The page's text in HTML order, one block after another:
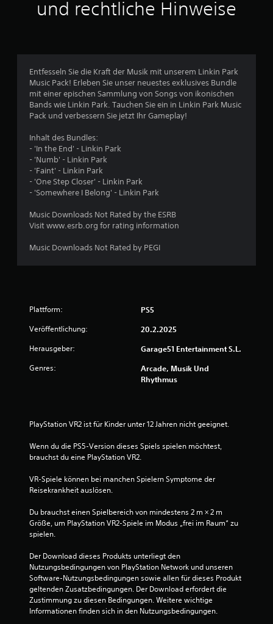
c
h
:
n
5
t
r
n
und rechtliche Hinweise
Entfesseln Sie die Kraft der Musik mit unserem Linkin Park
Music Pack! Erleben Sie unser neuestes exklusives Bundle
mit einer epischen Sammlung von Songs von ikonischen
Bands wie Linkin Park. Tauchen Sie ein in Linkin Park Music
Pack und verbessern Sie jetzt Ihr Gameplay!
Inhalt des Bundles:
- 'In the End' - Linkin Park
- 'Numb' - Linkin Park
- 'Faint' - Linkin Park
- 'One Step Closer' - Linkin Park
- 'Somewhere I Belong' - Linkin Park
Music Downloads Not Rated by the ESRB
Visit www.esrb.org for rating information
Music Downloads Not Rated by PEGI
Plattform: PS5
Veröffentlichung: 20.2.2025
Herausgeber: Garage51 Entertainment S.L.
Genres:
Arcade, Musik Und
Rhythmus
PlayStation VR2 ist für Kinder unter 12 Jahren nicht geeignet.
Wenn du die PS5-Version dieses Spiels spielen möchtest,
brauchst du eine PlayStation VR2.
VR-Spiele können bei manchen Spielern Symptome der
Reisekrankheit auslösen.
Du brauchst einen Spielbereich von mindestens 2 m × 2 m
Größe, um PlayStation VR2-Spiele im Modus „frei im Raum“ zu
spielen.
Der Download dieses Produkts unterliegt den
Nutzungsbedingungen von PlayStation Network und unseren
Software-Nutzungsbedingungen sowie allen für dieses Produkt
geltenden Zusatzbedingungen. Der Download erfordert die
Zustimmung zu diesen Bedingungen. Weitere wichtige
Informationen finden sich in den Nutzungsbedingungen.